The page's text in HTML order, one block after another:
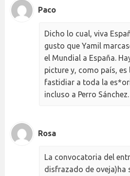
Paco
Dicho lo cual, viva
gusto que Yamil
el Mundial a España.
picture y, como país,
fastidiar a toda la
incluso a Perro Sánchez.
Rosa
La convocatoria del
disfrazado de oveja)ha